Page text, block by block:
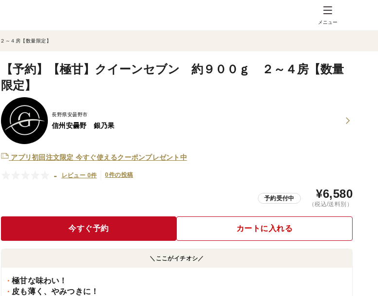
メニュー
～４房【数量限定】
【予約】【極甘】クイーンセブン 約９００ｇ ２～４房【数量
限定】
長野県安曇野市
信州安曇野 銀乃果
アプリ初回注文限定 今すぐ使えるクーポンプレゼント中
- レビュー 0件 0件の投稿
予約受付中 ¥6,580
（税込/送料別）
今すぐ予約 カートに入れる
＼ここがイチオシ／
極甘な味わい！
皮も薄く、やみつきに！